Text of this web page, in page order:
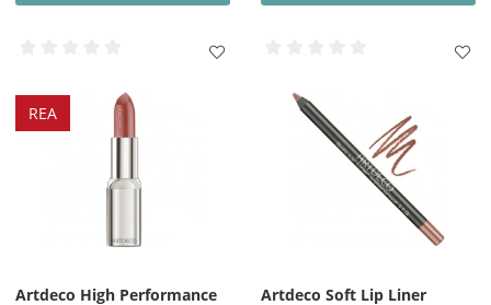
REA
Artdeco High Performance
Artdeco Soft Lip Liner